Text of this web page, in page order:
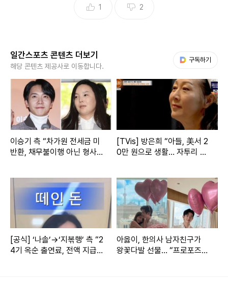
드릴 계획이 있다고 들었다. 곧 계약을 앞뒀다고”라고 묻자 추
것을 살까 고민하고 있다”고 덧붙였다.
Copyright ⓒ 일간스포츠 무단 전재 및 재배포 금지
본 콘텐츠는뉴스픽 파트너스에서 공유된 콘텐츠입니다.
1 2
일간스포츠 콘텐츠 더보기
해당 콘텐츠 제공사로 이동합니다.
구독하기
이승기 측 “차가원 전세금 미
반환, 채무불이행 아닌 형사
[TVis] 방은희 “아들, 美서 2
0만 원으로 생활… 자투리 고
[공식] ‘나솔’→‘지볶행’ 측 “2
4기 옥순 출연료, 전액 지급
아옳이, 한의사 남자친구가
왕꽃다발 선물… “프로포즈는